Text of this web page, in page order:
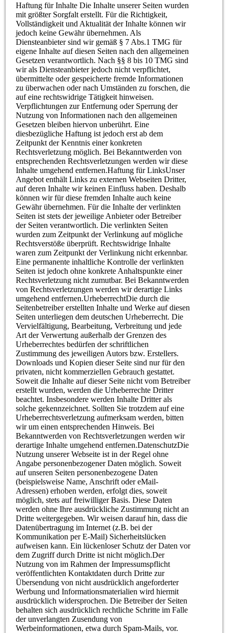
Haftung für Inhalte Die Inhalte unserer Seiten wurden
mit größter Sorgfalt erstellt. Für die Richtigkeit,
Vollständigkeit und Aktualität der Inhalte können wir
jedoch keine Gewähr übernehmen. Als
Diensteanbieter sind wir gemäß § 7 Abs.1 TMG für
eigene Inhalte auf diesen Seiten nach den allgemeinen
Gesetzen verantwortlich. Nach §§ 8 bis 10 TMG sind
wir als Diensteanbieter jedoch nicht verpflichtet,
übermittelte oder gespeicherte fremde Informationen
zu überwachen oder nach Umständen zu forschen, die
auf eine rechtswidrige Tätigkeit hinweisen.
Verpflichtungen zur Entfernung oder Sperrung der
Nutzung von Informationen nach den allgemeinen
Gesetzen bleiben hiervon unberührt. Eine
diesbezügliche Haftung ist jedoch erst ab dem
Zeitpunkt der Kenntnis einer konkreten
Rechtsverletzung möglich. Bei Bekanntwerden von
entsprechenden Rechtsverletzungen werden wir diese
Inhalte umgehend entfernen.Haftung für LinksUnser
Angebot enthält Links zu externen Webseiten Dritter,
auf deren Inhalte wir keinen Einfluss haben. Deshalb
können wir für diese fremden Inhalte auch keine
Gewähr übernehmen. Für die Inhalte der verlinkten
Seiten ist stets der jeweilige Anbieter oder Betreiber
der Seiten verantwortlich. Die verlinkten Seiten
wurden zum Zeitpunkt der Verlinkung auf mögliche
Rechtsverstöße überprüft. Rechtswidrige Inhalte
waren zum Zeitpunkt der Verlinkung nicht erkennbar.
Eine permanente inhaltliche Kontrolle der verlinkten
Seiten ist jedoch ohne konkrete Anhaltspunkte einer
Rechtsverletzung nicht zumutbar. Bei Bekanntwerden
von Rechtsverletzungen werden wir derartige Links
umgehend entfernen.UrheberrechtDie durch die
Seitenbetreiber erstellten Inhalte und Werke auf diesen
Seiten unterliegen dem deutschen Urheberrecht. Die
Vervielfältigung, Bearbeitung, Verbreitung und jede
Art der Verwertung außerhalb der Grenzen des
Urheberrechtes bedürfen der schriftlichen
Zustimmung des jeweiligen Autors bzw. Erstellers.
Downloads und Kopien dieser Seite sind nur für den
privaten, nicht kommerziellen Gebrauch gestattet.
Soweit die Inhalte auf dieser Seite nicht vom Betreiber
erstellt wurden, werden die Urheberrechte Dritter
beachtet. Insbesondere werden Inhalte Dritter als
solche gekennzeichnet. Sollten Sie trotzdem auf eine
Urheberrechtsverletzung aufmerksam werden, bitten
wir um einen entsprechenden Hinweis. Bei
Bekanntwerden von Rechtsverletzungen werden wir
derartige Inhalte umgehend entfernen.DatenschutzDie
Nutzung unserer Webseite ist in der Regel ohne
Angabe personenbezogener Daten möglich. Soweit
auf unseren Seiten personenbezogene Daten
(beispielsweise Name, Anschrift oder eMail-
Adressen) erhoben werden, erfolgt dies, soweit
möglich, stets auf freiwilliger Basis. Diese Daten
werden ohne Ihre ausdrückliche Zustimmung nicht an
Dritte weitergegeben. Wir weisen darauf hin, dass die
Datenübertragung im Internet (z.B. bei der
Kommunikation per E-Mail) Sicherheitslücken
aufweisen kann. Ein lückenloser Schutz der Daten vor
dem Zugriff durch Dritte ist nicht möglich.Der
Nutzung von im Rahmen der Impressumspflicht
veröffentlichten Kontaktdaten durch Dritte zur
Übersendung von nicht ausdrücklich angeforderter
Werbung und Informationsmaterialien wird hiermit
ausdrücklich widersprochen. Die Betreiber der Seiten
behalten sich ausdrücklich rechtliche Schritte im Falle
der unverlangten Zusendung von
Werbeinformationen, etwa durch Spam-Mails, vor.